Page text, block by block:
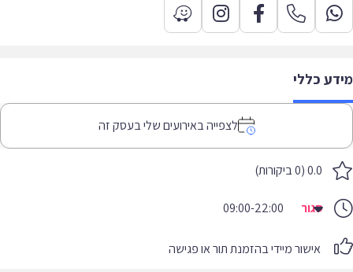
כללי
לצפייה באירועים שלי בעסק זה
0.0 (0 ביקורות)
סגור 09:00-22:00
אישור מיידי בהזמנת תור או פגישה